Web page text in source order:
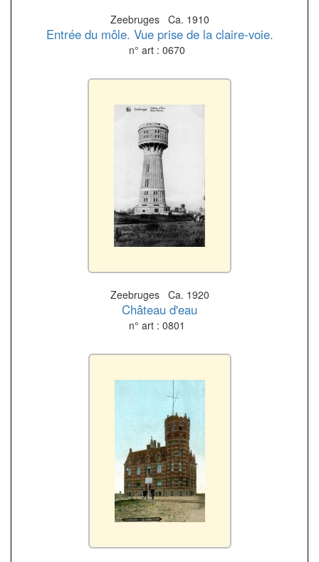
Zeebruges Ca. 1910
Entrée du môle. Vue prise de la claire-voie.
n° art : 0670
Zeebruges Ca. 1920
Château d'eau
n° art : 0801